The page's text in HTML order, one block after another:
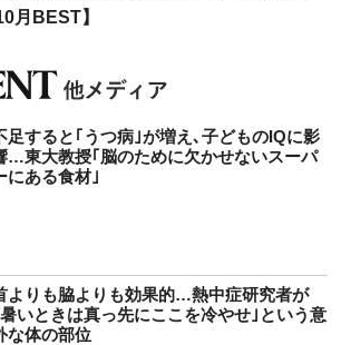
月BEST】
足すると｢うつ病｣が増え､子どものIQに影
…東大教授｢脳のために欠かせないスーパ
にある食材｣
よりも脇よりも効果的…熱中症研究者が
いときは真っ先にここを冷やせ｣という意
な体の部位